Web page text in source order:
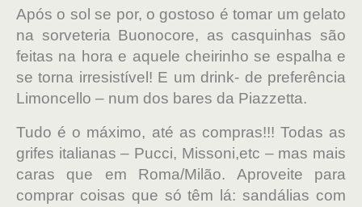
Após o sol se por, o gostoso é tomar um gelato
na sorveteria Buonocore, as casquinhas são
feitas na hora e aquele cheirinho se espalha e
se torna irresistível! E um drink- de preferência
Limoncello – num dos bares da Piazzetta.
Tudo é o máximo, até as compras!!! Todas as
grifes italianas – Pucci, Missoni,etc – mas mais
caras que em Roma/Milão. Aproveite para
comprar coisas que só têm lá: sandálias com